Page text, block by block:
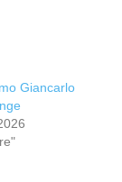
Giancarlo